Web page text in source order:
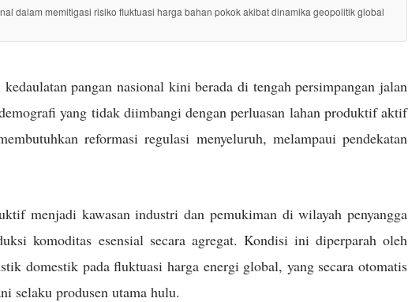
dalam memitigasi risiko fluktuasi harga bahan pokok akibat dinamika geopolitik global
pangan nasional kini berada di tengah persimpangan jalan
yang tidak diimbangi dengan perluasan lahan produktif aktif
reformasi regulasi menyeluruh, melampaui pendekatan
menjadi kawasan industri dan pemukiman di wilayah penyangga
komoditas esensial secara agregat. Kondisi ini diperparah oleh
domestik pada fluktuasi harga energi global, yang secara otomatis
selaku produsen utama hulu.